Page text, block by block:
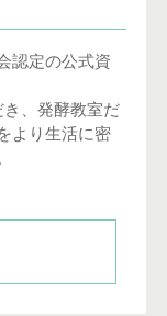
認定の公式資
、発酵教室だ
より生活に密